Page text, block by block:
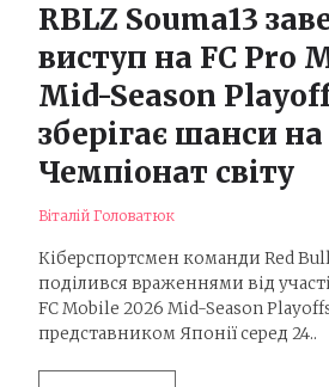
RBLZ Souma13
виступ на FC Pro
Mid-Season
зберігає шанси на
Чемпіонат світу
Віталій Головатюк
Кіберспортсмен команди Red
поділився враженнями від
FC Mobile 2026 Mid-Season
представником Японії серед 24..